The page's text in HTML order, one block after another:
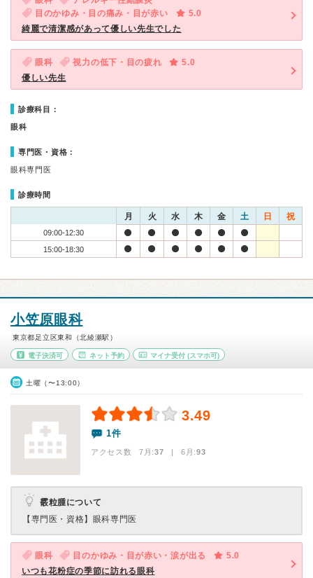
目のかゆみ・目の痛み・目が赤い
5.0
綺麗で清潔感があって優しい先生でした
眼科 視力の低下・目の疲れ
5.0
優しい先生
診療科目：
眼科
専門医・資格：
眼科専門医
診療時間
月 火 水 木 金 土 日 祝
09:00-12:30
15:00-18:30
小笠原眼科
東京都足立区東和（北綾瀬駅）
電子決済可 ネット予約 マイナ受付 (スマホ可)
土曜（〜13:00）
3.49
1件
アクセス数 7月:37 | 6月:93
霰粒腫について
【専門医・資格】 眼科専門医
眼科 目のかゆみ・目が赤い・涙が出る
5.0
いつも花粉症の季節に訪れる眼科